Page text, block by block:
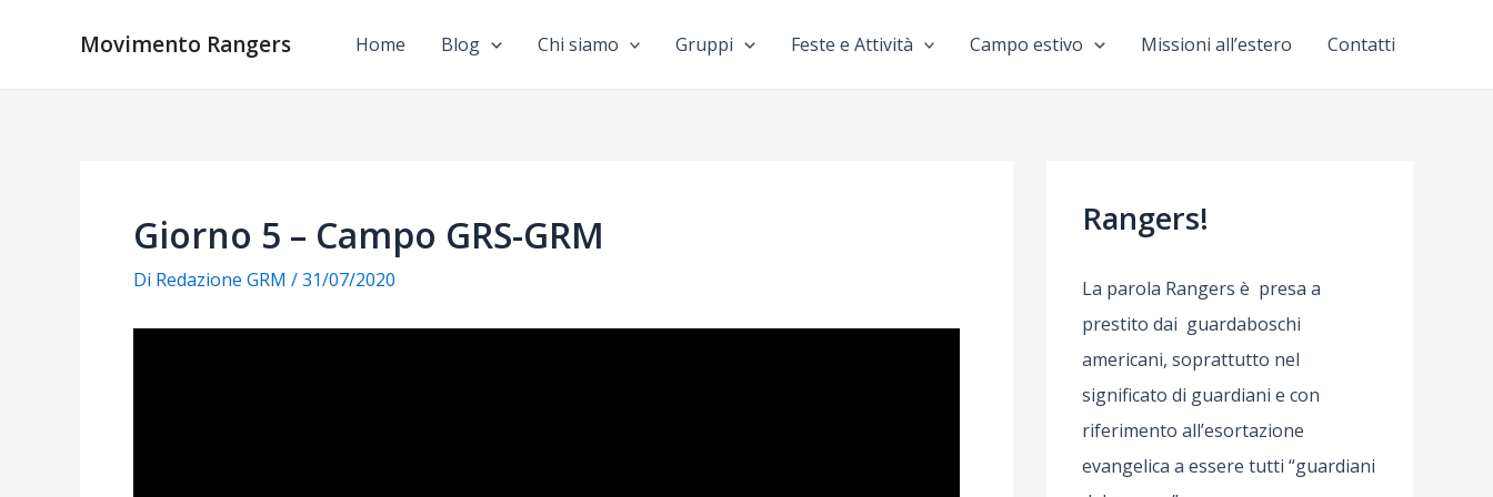
Movimento Rangers Home Blog Chi siamo Gruppi Feste e Attività Campo estivo Missioni all’estero Contatti
Giorno 5 – Campo GRS-GRM
Di Redazione GRM /31/07/2020
Rangers!
La parola Rangers è presa a
prestito dai guardaboschi
americani, soprattutto nel
significato di guardiani e con
riferimento all’esortazione
evangelica a essere tutti “guardiani